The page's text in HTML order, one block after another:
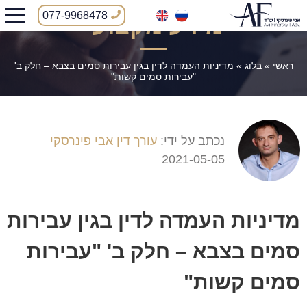
077-9968478מידע מקצועי
ראשי »בלוג » מדיניות העמדה לדין בגין עבירות סמים בצבא – חלק ב'
"עבירות סמים קשות"
נכתב על ידי: עורך דין אבי פינרסקי
2021-05-05
מדיניות העמדה לדין בגין עבירות
סמים בצבא – חלק ב' "עבירות
סמים קשות"